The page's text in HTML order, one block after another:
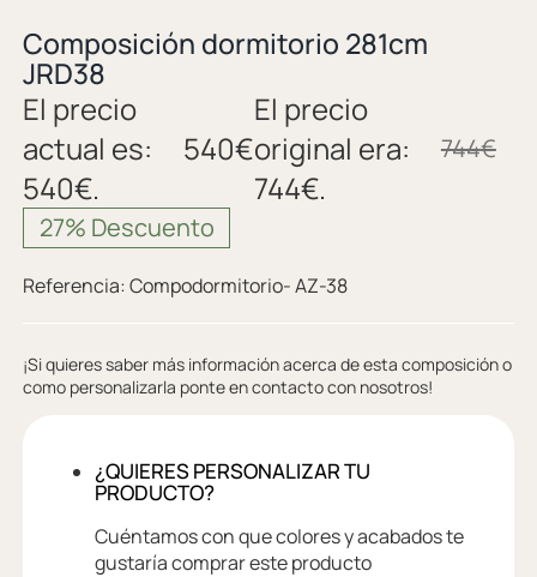
Composición dormitorio 281cm
JRD38
744€
El precio
original era:
744€.
540€
El precio
actual es:
540€.
27% Descuento
Referencia:Compodormitorio- AZ-38
¡Si quieres saber más información acerca de esta composición o
como personalizarla ponte en contacto con nosotros!
¿QUIERES PERSONALIZAR TU
PRODUCTO?
Cuéntamos con que colores y acabados te
gustaría comprar este producto